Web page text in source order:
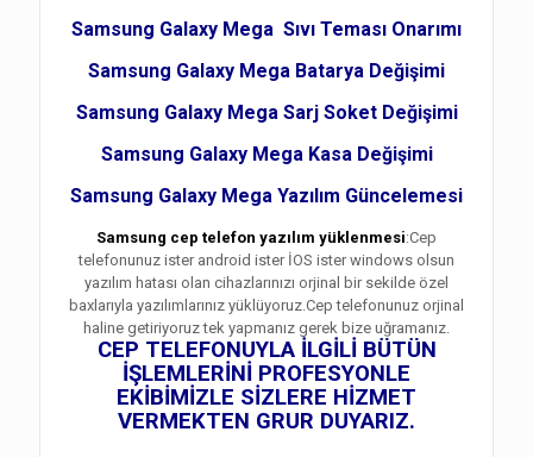
Samsung Galaxy Mega Sıvı Teması Onarımı
Samsung Galaxy Mega Batarya Değişimi
Samsung Galaxy Mega Sarj Soket Değişimi
Samsung Galaxy Mega Kasa Değişimi
Samsung Galaxy Mega Yazılım Güncelemesi
Samsung cep telefon yazılım yüklenmesi:Cep
telefonunuz ister android ister İOS ister windows olsun
yazılım hatası olan cihazlarınızı orjinal bir sekilde özel
baxlarıyla yazılımlarınız yüklüyoruz.Cep telefonunuz orjinal
haline getiriyoruz tek yapmanız gerek bize uğramanız.
CEP TELEFONUYLA İLGİLİ BÜTÜN
İŞLEMLERİNİ PROFESYONLE
EKİBİMİZLE SİZLERE HİZMET
VERMEKTEN GRUR DUYARIZ.